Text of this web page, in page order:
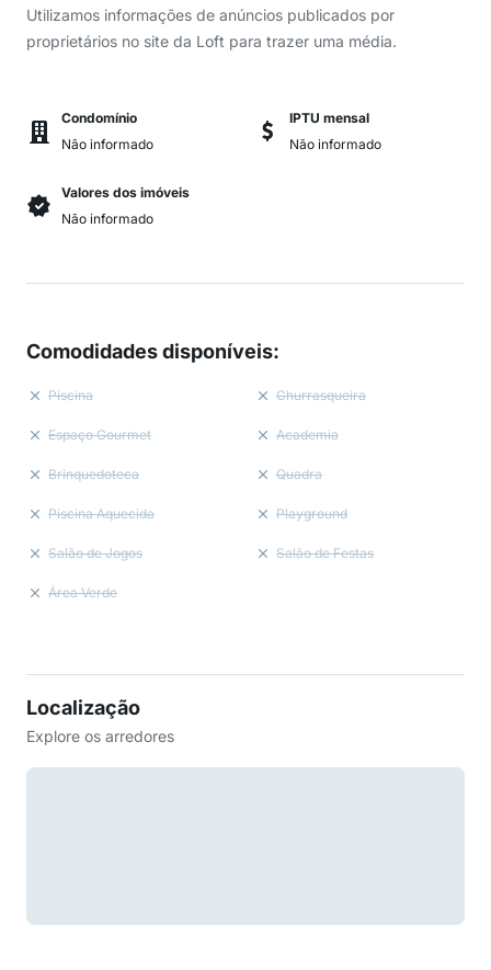
Utilizamos informações de anúncios publicados por
proprietários no site da Loft para trazer uma média.
Condomínio
Não informado
IPTU mensal
Não informado
Valores dos imóveis
Não informado
Comodidades disponíveis:
Piscina Churrasqueira
Espaço Gourmet Academia
Brinquedoteca Quadra
Piscina Aquecida Playground
Salão de Jogos Salão de Festas
Área Verde
Localização
Explore os arredores